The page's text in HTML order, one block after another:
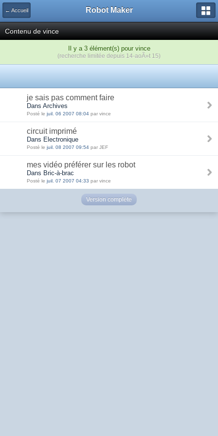
← Accueil Robot Maker
Contenu de vince
Il y a 3 élément(s) pour vince
(recherche limitée depuis 14-aoÃ»t 15)
je sais pas comment faire
Dans Archives
Posté le juil. 06 2007 08:04 par vince
circuit imprimé
Dans Electronique
Posté le juil. 08 2007 09:54 par JEF
mes vidéo préférer sur les robot
Dans Bric-à-brac
Posté le juil. 07 2007 04:33 par vince
Version complète